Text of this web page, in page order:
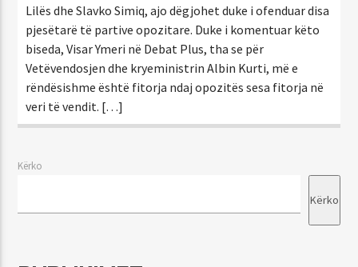
Lilës dhe Slavko Simiq, ajo dëgjohet duke i ofenduar disa
pjesëtarë të partive opozitare. Duke i komentuar këto
biseda, Visar Ymeri në Debat Plus, tha se për
Vetëvendosjen dhe kryeministrin Albin Kurti, më e
rëndësishme është fitorja ndaj opozitës sesa fitorja në
veri të vendit. […]
Kërko
Kërko